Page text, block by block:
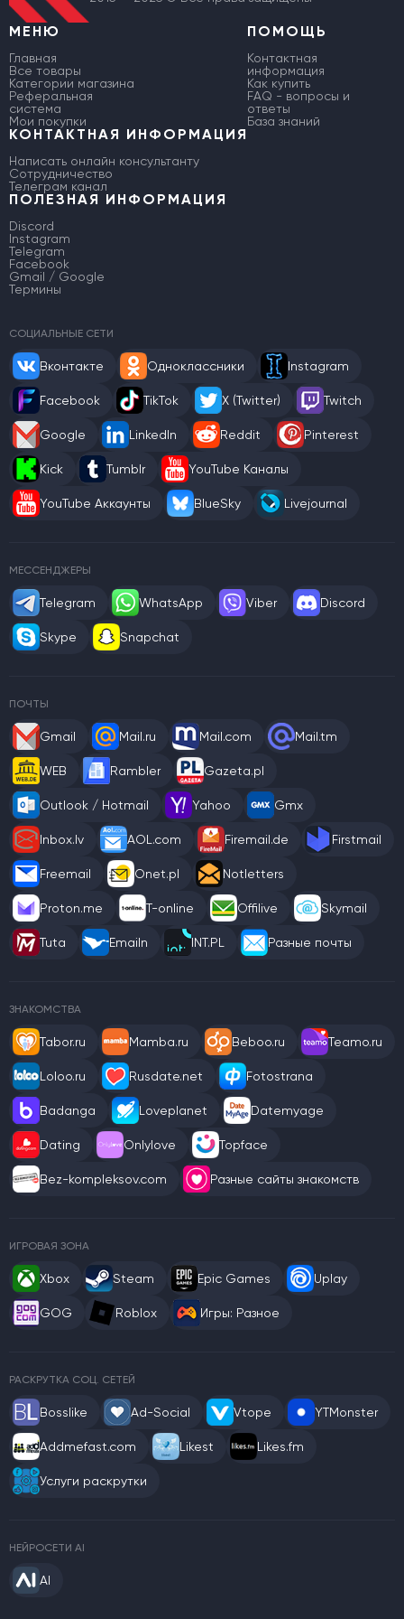
МЕНЮ
Главная
Все товары
Категории магазина
Реферальная
система
Мои покупки
ПОМОЩЬ
Контактная
информация
Как купить
FAQ - вопросы и
ответы
База знаний
КОНТАКТНАЯ ИНФОРМАЦИЯ
Написать онлайн консультанту
Сотрудничество
Телеграм канал
ПОЛЕЗНАЯ ИНФОРМАЦИЯ
Discord
Instagram
Telegram
Facebook
Gmail / Google
Термины
СОЦИАЛЬНЫЕ СЕТИ
Вконтакте Одноклассники Instagram
Facebook TikTok X (Twitter) Twitch
Google LinkedIn Reddit Pinterest
Kick Tumblr YouTube Каналы
YouTube Аккаунты BlueSky Livejournal
МЕССЕНДЖЕРЫ
Telegram WhatsApp Viber Discord
Skype Snapchat
ПОЧТЫ
Gmail Mail.ru Mail.com Mail.tm
WEB Rambler Gazeta.pl
Outlook / Hotmail Yahoo Gmx
Inbox.lv AOL.com Firemail.de Firstmail
Freemail Onet.pl Notletters
Proton.me T-online Offilive Skymail
Tuta Emailn INT.PL Разные почты
ЗНАКОМСТВА
Tabor.ru Mamba.ru Beboo.ru Teamo.ru
Loloo.ru Rusdate.net Fotostrana
Badanga Loveplanet Datemyage
Dating Onlylove Topface
Bez-kompleksov.com Разные сайты знакомств
ИГРОВАЯ ЗОНА
Xbox Steam Epic Games Uplay
GOG Roblox Игры: Разное
РАСКРУТКА СОЦ. СЕТЕЙ
Bosslike Ad-Social Vtope YTMonster
Addmefast.com Likest Likes.fm
Услуги раскрутки
НЕЙРОСЕТИ AI
AI